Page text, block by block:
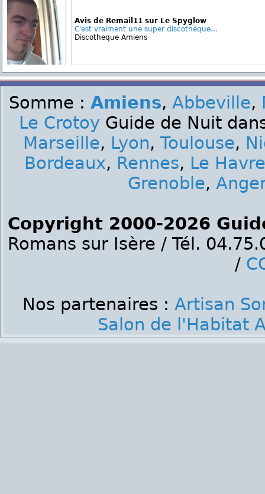
Avis de Remail11 sur Le Spyglow
C'est vraiment une super discothèque...
Discotheque Amiens
Somme : Amiens, Abbeville,
Le Crotoy Guide de Nuit
Marseille, Lyon, Toulouse,
Bordeaux, Rennes, Le Havre
Grenoble,
Copyright 2000-2026
Romans sur Isère / Tél.
/
Nos partenaires : Artisan
Salon de l'Habitat